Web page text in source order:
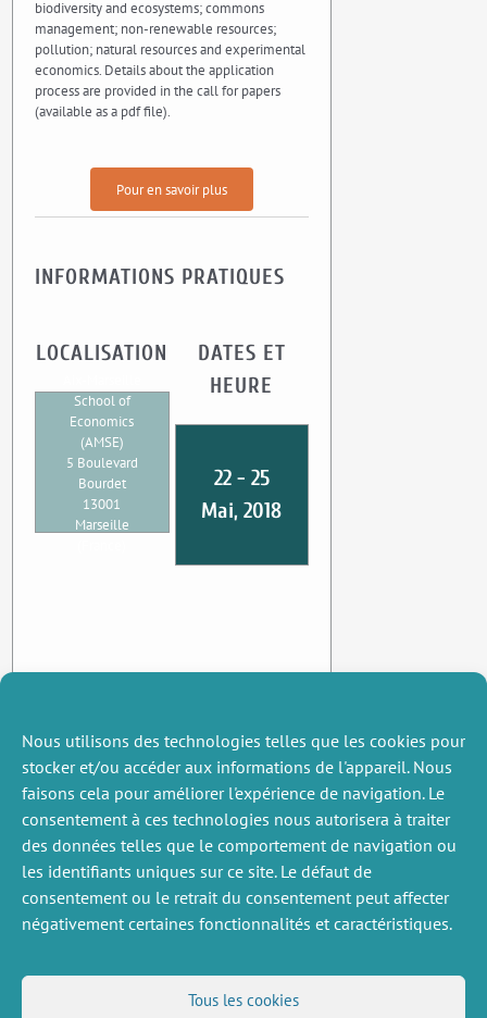
Nous utilisons des technologies telles que les cookies pour
stocker et/ou accéder aux informations de l'appareil. Nous
faisons cela pour améliorer l'expérience de navigation. Le
consentement à ces technologies nous autorisera à traiter
des données telles que le comportement de navigation ou
les identifiants uniques sur ce site. Le défaut de
consentement ou le retrait du consentement peut affecter
négativement certaines fonctionnalités et caractéristiques.
Tous les cookies
biodiversity and ecosystems; commons
management; non-renewable resources;
pollution; natural resources and experimental
economics. Details about the application
process are provided in the call for papers
(available as a pdf file).
Pour en savoir plus
INFORMATIONS PRATIQUES
LOCALISATION
School of
Economics
(AMSE)
5 Boulevard
Bourdet
13001
Marseille
DATES ET
HEURE
22 - 25
Mai, 2018
NOUS SUIVRE